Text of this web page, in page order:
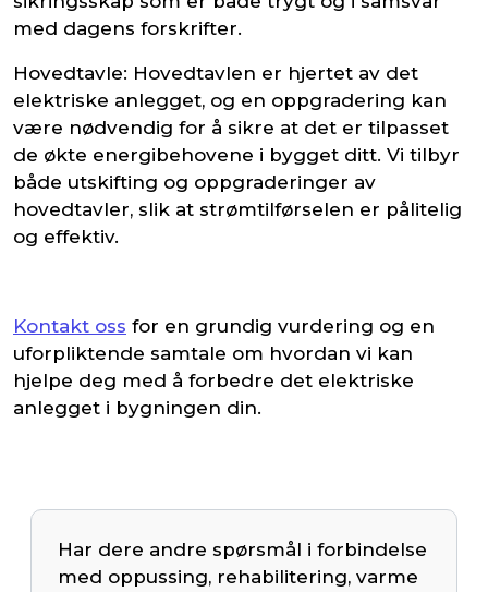
med dagens forskrifter.
Hovedtavle: Hovedtavlen er hjertet av det
elektriske anlegget, og en oppgradering kan
være nødvendig for å sikre at det er tilpasset
de økte energibehovene i bygget ditt. Vi tilbyr
både utskifting og oppgraderinger av
hovedtavler, slik at strømtilførselen er pålitelig
og effektiv.
Kontakt oss for en grundig vurdering og en
uforpliktende samtale om hvordan vi kan
hjelpe deg med å forbedre det elektriske
anlegget i bygningen din.
Har dere andre spørsmål i forbindelse
med oppussing, rehabilitering, varme